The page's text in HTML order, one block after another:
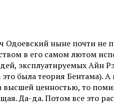
ныне почти не
в его самом лютом
эксплуатируемых Айн
была теория Бентама).
ценностью, то
Да-да. Потом все это